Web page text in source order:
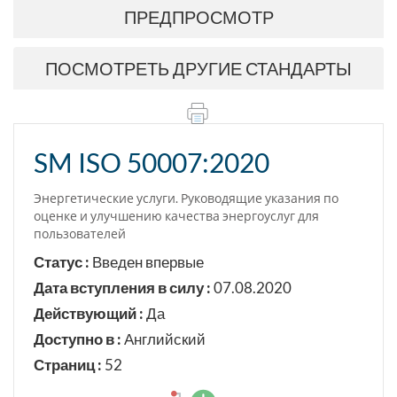
ПРЕДПРОСМОТР
ПОСМОТРЕТЬ ДРУГИЕ СТАНДАРТЫ
SM ISO 50007:2020
Энергетические услуги. Руководящие указания по
оценке и улучшению качества энергоуслуг для
пользователей
Статус : Введен впервые
Дата вступления в силу :07.08.2020
Действующий :Да
Доступно в :Английский
Страниц : 52